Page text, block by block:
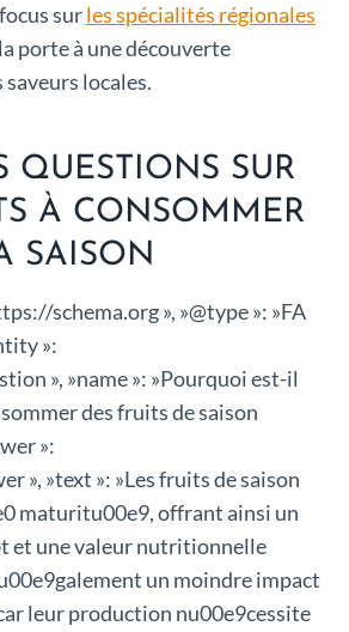
surles spécialités régionales
porte à une découverte
locales.
QUESTIONS SUR
À CONSOMMER
SAISON
schema.org », »@type »: »FA
»:
», »name »: »Pourquoi est-il
des fruits de saison
»:
», »text »: »Les fruits de saison
maturitu00e9, offrant ainsi un
et une valeur nutritionnelle
un moindre impact
leur production nu00e9cessite